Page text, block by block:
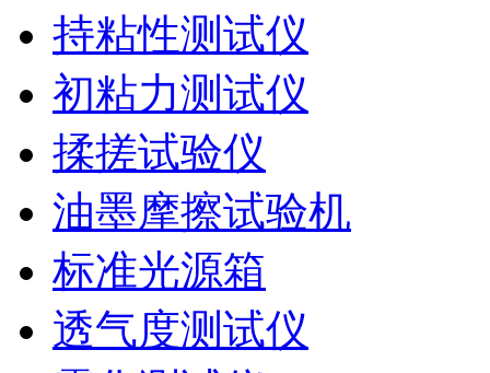
持粘性测试仪
初粘力测试仪
揉搓试验仪
油墨摩擦试验机
标准光源箱
透气度测试仪